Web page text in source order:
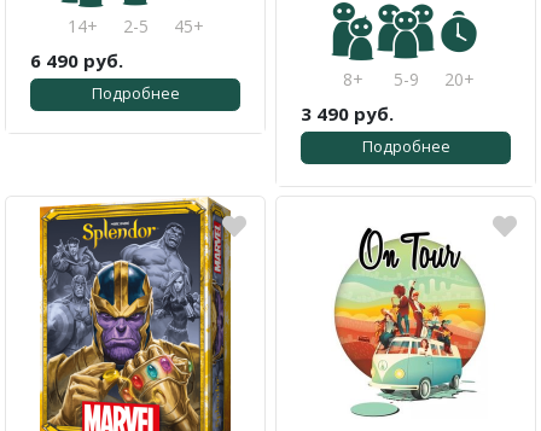
14+ 2-5 45+
6 490 руб.
Подробнее
8+ 5-9 20+
3 490 руб.
Подробнее